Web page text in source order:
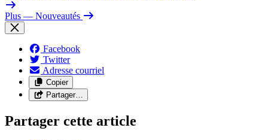
Plus — Nouveautés
Facebook
Twitter
Adresse courriel
Copier
Partager…
Partager cette article